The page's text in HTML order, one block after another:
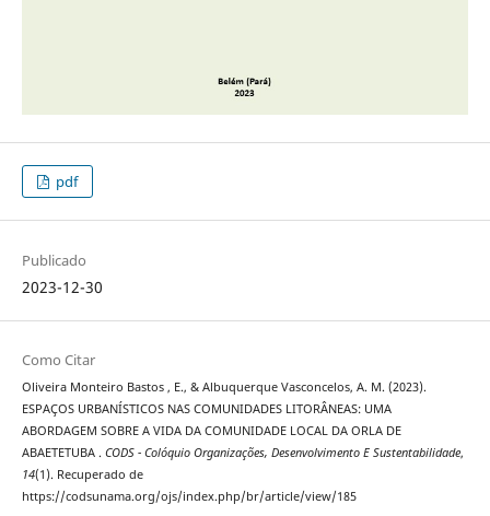
pdf
Publicado
2023-12-30
Como Citar
Oliveira Monteiro Bastos , E., & Albuquerque Vasconcelos, A. M. (2023).
ESPAÇOS URBANÍSTICOS NAS COMUNIDADES LITORÂNEAS: UMA
ABORDAGEM SOBRE A VIDA DA COMUNIDADE LOCAL DA ORLA DE
ABAETETUBA . CODS - Colóquio Organizações, Desenvolvimento E Sustentabilidade,
14(1). Recuperado de
https://codsunama.org/ojs/index.php/br/article/view/185